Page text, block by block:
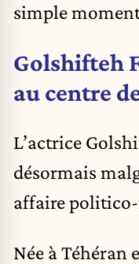
simple
Golshifteh
au centre
L’actrice
désormais
affaire
Née à Téhéran